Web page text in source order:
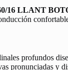
16 LLANT
profundos
pronunciadas y